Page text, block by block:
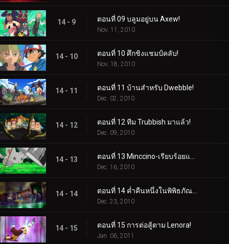
14 - 9 ตอนที่ 09 บลูมอยู่บน Axew!
Nov. 11, 2010
14 - 10 ตอนที่ 10 ศึกชิงแชมป์คลับ!
Nov. 18, 2010
14 - 11 ตอนที่ 11 บ้านสำหรับ Dwebble!
Dec. 02, 2010
14 - 12 ตอนที่ 12 ทีม Trubbish มาแล้ว!
Dec. 09, 2010
14 - 13
Dec. 16, 2010
14 - 14
Dec. 23, 2010
14 - 15 ตอนที่ 15 การต่อสู้ตาม Lenora!
Jan. 06, 2011